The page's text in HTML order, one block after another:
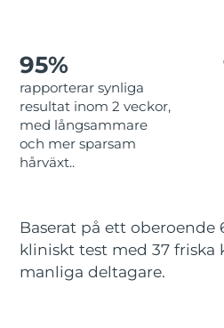
95%
rapporterar synliga
resultat inom 2 veckor,
med långsammare
och mer sparsam
hårväxt..
Baserat på ett oberoende
kliniskt test med 37 friska
manliga deltagare.
Luxemburg
Macao SAR
Malaysia
Mexiko